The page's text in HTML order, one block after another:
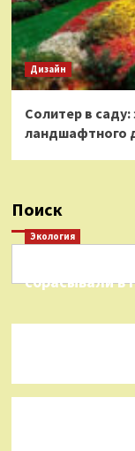
Дизайн
Солитер в
ландшафтного
Поиск
Экология
сбрасывали в